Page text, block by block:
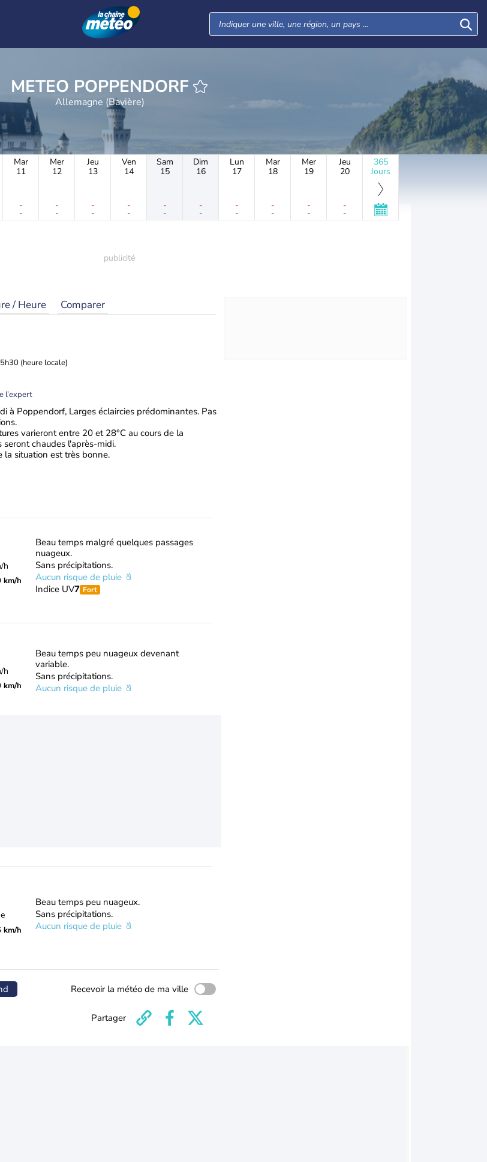
METEO POPPENDORF
Allemagne (Bavière)
Mar
11
-
-
Mer
12
-
-
Jeu
13
-
-
Ven
14
-
-
Sam
15
-
-
Dim
16
-
-
Lun
17
-
-
Mar
18
-
-
Mer
19
-
-
Jeu
20
-
-
365
Jours
/ Heure Comparer
(heure locale)
l’expert
à Poppendorf, Larges éclaircies prédominantes. Pas
varieront entre 20 et 28°C au cours de la
seront chaudes l'après-midi.
la situation est très bonne.
h
km/h
Beau temps malgré quelques passages
nuageux.
Sans précipitations.
Aucun risque de pluie
Indice UV7 Fort
h
km/h
Beau temps peu nuageux devenant
variable.
Sans précipitations.
Aucun risque de pluie
km/h
Beau temps peu nuageux.
Sans précipitations.
Aucun risque de pluie
Recevoir la météo de ma ville
Partager